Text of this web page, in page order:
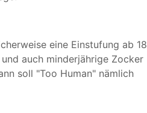
eine Einstufung ab 18
auch minderjährige Zocker
soll "Too Human" nämlich